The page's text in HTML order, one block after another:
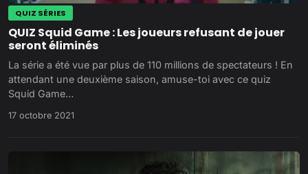
QUIZ SÉRIES
QUIZ Squid Game : Les joueurs refusant de jouer
seront éliminés
La série a été vue par plus de 110 millions de spectateurs ! En
attendant une deuxième saison, amuse-toi avec ce quiz
Squid Game…
17 octobre 2021